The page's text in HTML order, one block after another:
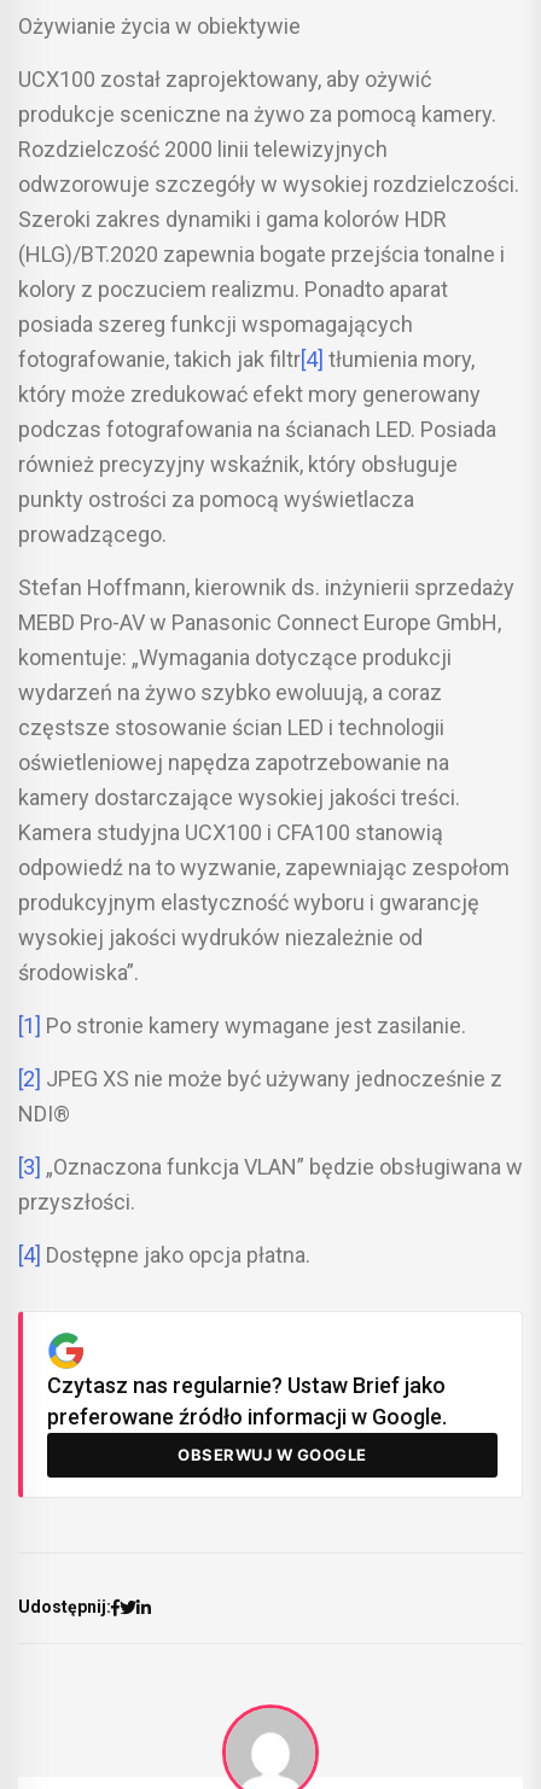
Ożywianie życia w obiektywie
UCX100 został zaprojektowany, aby ożywić
produkcje sceniczne na żywo za pomocą kamery.
Rozdzielczość 2000 linii telewizyjnych
odwzorowuje szczegóły w wysokiej rozdzielczości.
Szeroki zakres dynamiki i gama kolorów HDR
(HLG)/BT.2020 zapewnia bogate przejścia tonalne i
kolory z poczuciem realizmu. Ponadto aparat
posiada szereg funkcji wspomagających
fotografowanie, takich jak filtr[4] tłumienia mory,
który może zredukować efekt mory generowany
podczas fotografowania na ścianach LED. Posiada
również precyzyjny wskaźnik, który obsługuje
punkty ostrości za pomocą wyświetlacza
prowadzącego.
Stefan Hoffmann, kierownik ds. inżynierii sprzedaży
MEBD Pro-AV w Panasonic Connect Europe GmbH,
komentuje: „Wymagania dotyczące produkcji
wydarzeń na żywo szybko ewoluują, a coraz
częstsze stosowanie ścian LED i technologii
oświetleniowej napędza zapotrzebowanie na
kamery dostarczające wysokiej jakości treści.
Kamera studyjna UCX100 i CFA100 stanowią
odpowiedź na to wyzwanie, zapewniając zespołom
produkcyjnym elastyczność wyboru i gwarancję
wysokiej jakości wydruków niezależnie od
środowiska”.
[1] Po stronie kamery wymagane jest zasilanie.
[2] JPEG XS nie może być używany jednocześnie z
NDI®
[3] „Oznaczona funkcja VLAN” będzie obsługiwana w
przyszłości.
[4] Dostępne jako opcja płatna.
Czytasz nas regularnie? Ustaw Brief jako
preferowane źródło informacji w Google.
OBSERWUJ W GOOGLE
Udostępnij: